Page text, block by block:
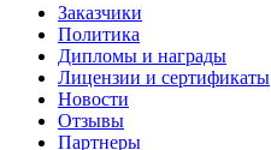
Заказчики
Политика
Дипломы и награды
Лицензии и сертификаты
Новости
Отзывы
Партнеры